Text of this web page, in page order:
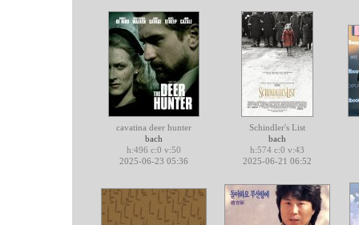
cavatina deer hunter
bach
h:496 c:0 v:50
2025-06-23 05:36
Schindler's List
bach
h:574 c:0 v:43
2025-06-21 06:52